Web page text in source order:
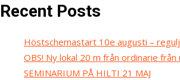
Recent Posts
Höstschemastart 10e augusti –
OBS! Ny lokal 20 m från ordinarie från
SEMINARIUM PÅ HILTI 21 MAJ